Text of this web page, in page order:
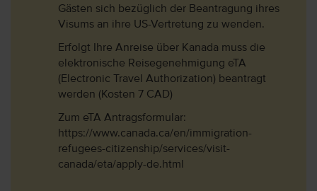
Gästen sich bezüglich der Beantragung ihres
Visums an ihre US-Vertretung zu wenden.
Erfolgt Ihre Anreise über Kanada muss die
elektronische Reisegenehmigung eTA
(Electronic Travel Authorization) beantragt
werden (Kosten 7 CAD)
Zum eTA Antragsformular:
https://www.canada.ca/en/immigration-
refugees-citizenship/services/visit-
canada/eta/apply-de.html